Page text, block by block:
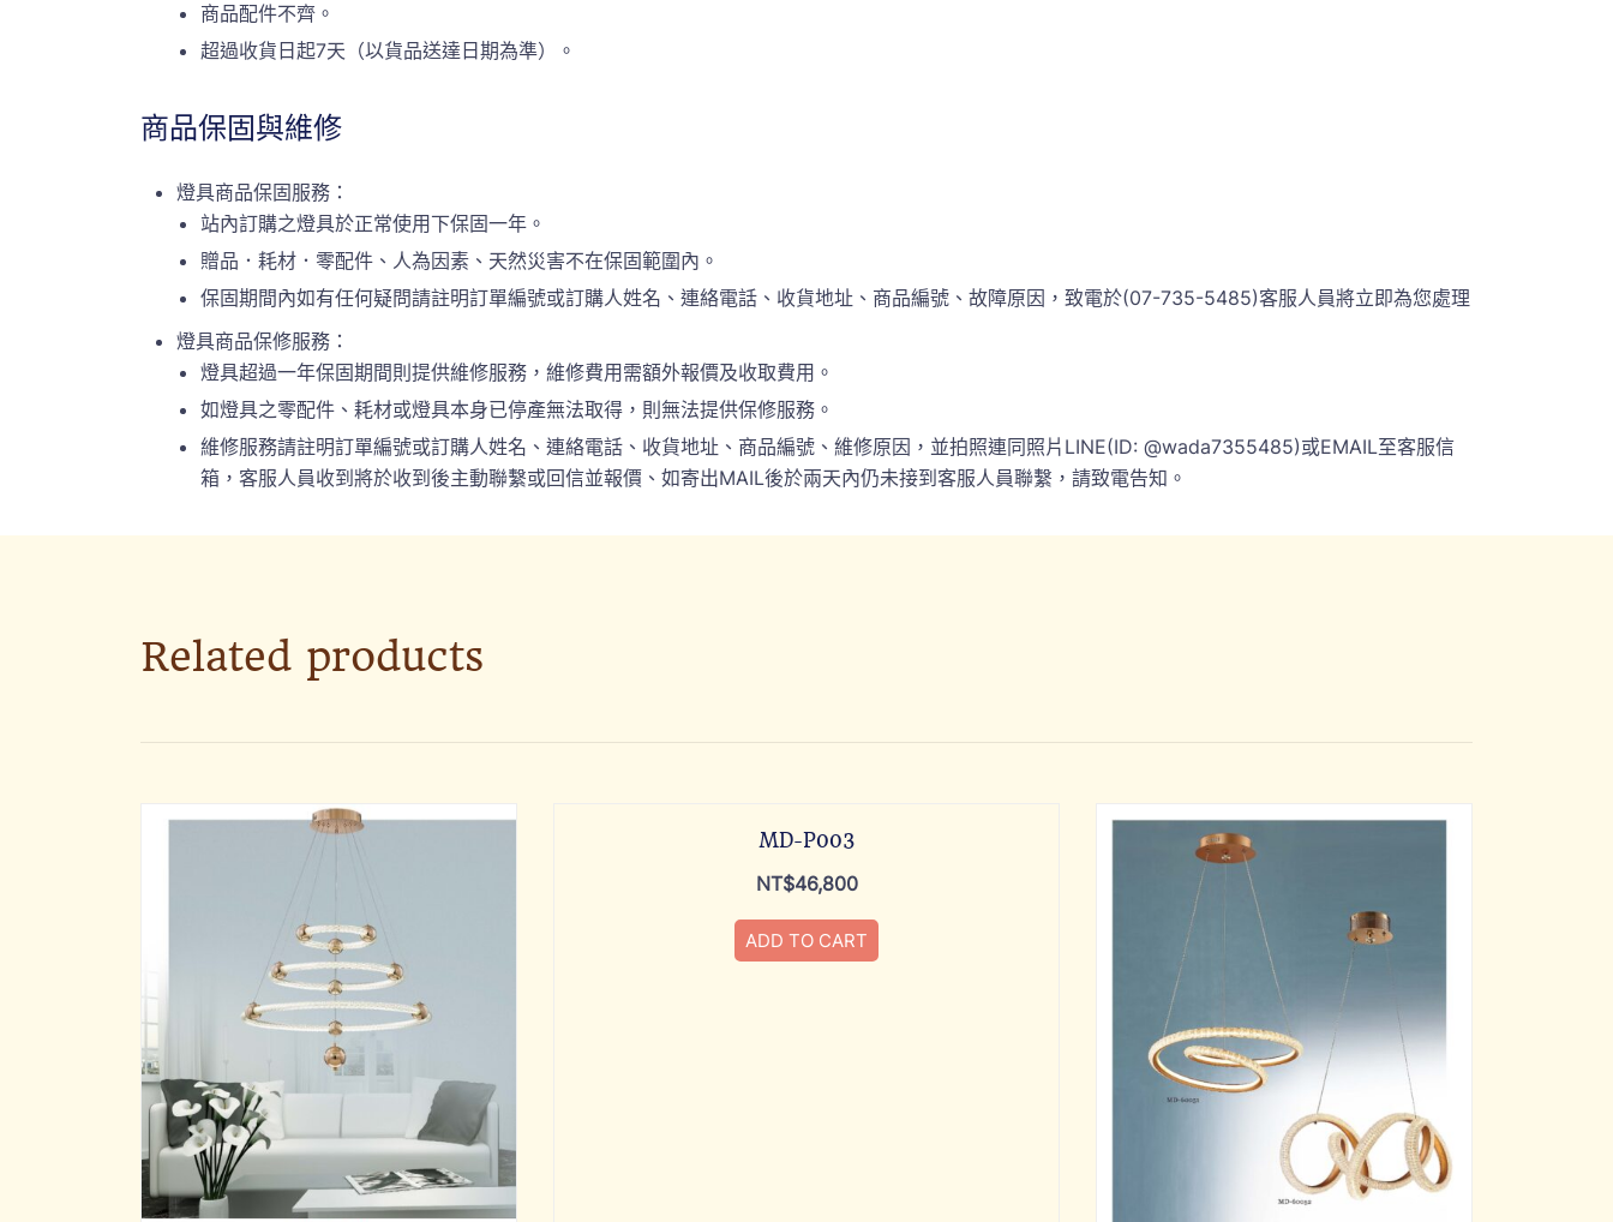
商品配件不齊。
超過收貨日起7天（以貨品送達日期為準）。
商品保固與維修
燈具商品保固服務：
站內訂購之燈具於正常使用下保固一年。
贈品．耗材．零配件、人為因素、天然災害不在保固範圍內。
保固期間內如有任何疑問請註明訂單編號或訂購人姓名、連絡電話、收貨地址、商品編號、故障原因，致電於(07-735-5485)客服人員將立即為您處理
燈具商品保修服務：
燈具超過一年保固期間則提供維修服務，維修費用需額外報價及收取費用。
如燈具之零配件、耗材或燈具本身已停產無法取得，則無法提供保修服務。
維修服務請註明訂單編號或訂購人姓名、連絡電話、收貨地址、商品編號、維修原因，並拍照連同照片LINE(ID: @wada7355485)或EMAIL至客服信
箱，客服人員收到將於收到後主動聯繫或回信並報價、如寄出MAIL後於兩天內仍未接到客服人員聯繫，請致電告知。
Related products
MD-P003
NT$46,800
ADD TO CART